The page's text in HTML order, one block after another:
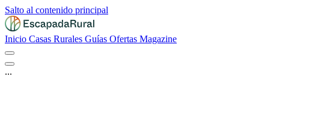
Salto al contenido principal
Inicio Casas Rurales Guías Ofertas Magazine
...